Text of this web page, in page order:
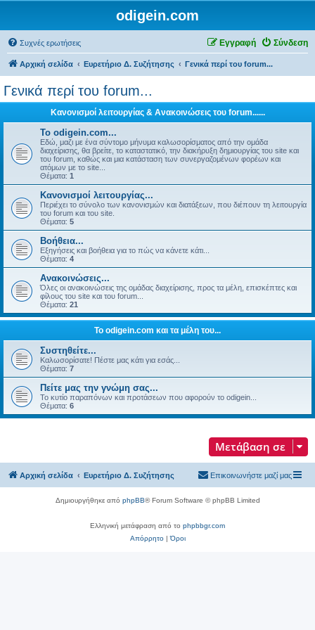
odigein.com
Συχνές ερωτήσεις Σύνδεση
Εγγραφή
Αρχική σελίδα Ευρετήριο Δ. Συζήτησης Γενικά περί του forum...
Γενικά περί του forum...
Κανονισμοί λειτουργίας & Ανακοινώσεις του forum......
Το odigein.com...
Εδώ, μαζι με ένα σύντομο μήνυμα καλωσορίσματος από την ομάδα
διαχείρισης, θα βρείτε, το καταστατικό, την διακήρυξη δημιουργίας του site και
του forum, καθώς και μια κατάσταση των συνεργαζομένων φορέων και
ατόμων με το site...
Θέματα: 1
Κανονισμοί λειτουργίας...
Περιέχει το σύνολο των κανονισμών και διατάξεων, που διέπουν τη λειτουργία
του forum και του site.
Θέματα: 5
Βοήθεια...
Εξηγήσεις και βοήθεια για το πώς να κάνετε κάτι...
Θέματα: 4
Ανακοινώσεις...
Όλες οι ανακοινώσεις της ομάδας διαχείρισης, προς τα μέλη, επισκέπτες και
φίλους του site και του forum...
Θέματα: 21
Το odigein.com και τα μέλη του...
Συστηθείτε...
Καλωσορίσατε! Πέστε μας κάτι για εσάς...
Θέματα: 7
Πείτε μας την γνώμη σας...
Το κυτίο παραπόνων και προτάσεων που αφορούν το odigein...
Θέματα: 6
Μετάβαση σε
Αρχική σελίδα Ευρετήριο Δ. Συζήτησης Επικοινωνήστε μαζί μας
Δημιουργήθηκε από phpBB® Forum Software © phpBB Limited
Ελληνική μετάφραση από το phpbbgr.com
Απόρρητο|Όροι